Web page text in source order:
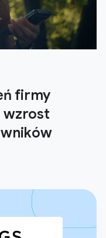
firmy
wzrost